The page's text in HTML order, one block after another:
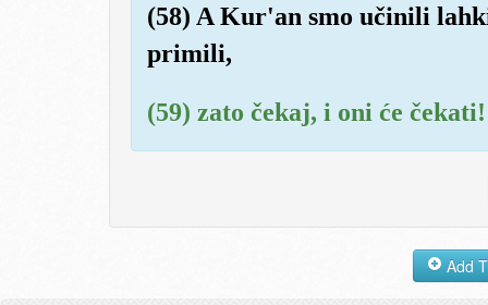
(58) A Kur'an smo učinili
primili,
(59) zato čekaj, i oni će čekati!